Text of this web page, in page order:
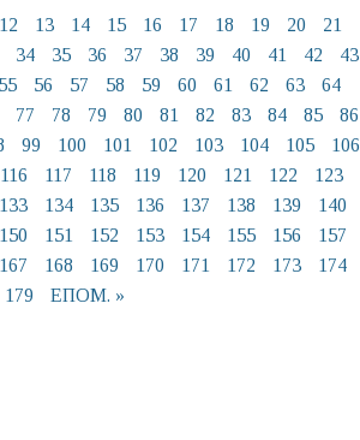
12 13 14 15 16 17 18 19 20
21
34 35 36 37 38 39 40 41 42
43
55 56 57 58 59 60 61 62 63
64
77 78 79 80 81 82 83 84 85
86
99 100 101 102 103 104 105
106
116 117 118 119 120 121 122
123
133 134 135 136 137 138 139
140
150 151 152 153 154 155 156
157
167 168 169 170 171 172 173
174
179 ΕΠΟΜ. »